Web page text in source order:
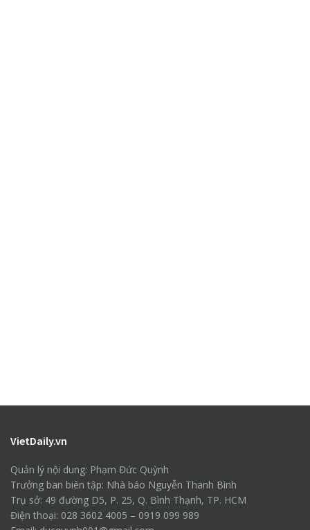
VietDaily.vn
Quản lý nội dung: Phạm Đức Quỳnh
Trưởng ban biên tập: Nhà báo Nguyễn Thanh Bình
Trụ sở: 49 đường D5, P. 25, Q. Bình Thạnh, TP. HCM
Điện thoại: 028 3602 4005 – 0919 099 989